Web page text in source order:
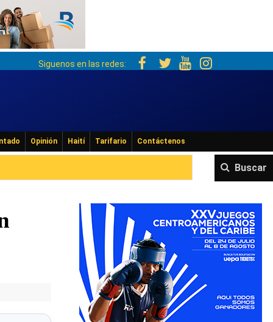
Siguenos en las redes:
Opinión Haití Tarifario Contáctenos
Buscar